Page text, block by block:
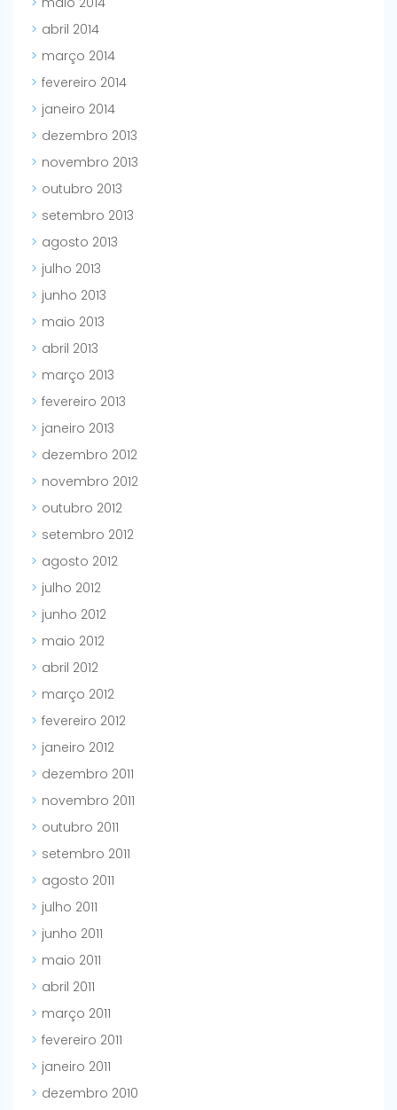
abril 2014
março 2014
fevereiro 2014
janeiro 2014
dezembro 2013
novembro 2013
outubro 2013
setembro 2013
agosto 2013
julho 2013
junho 2013
maio 2013
abril 2013
março 2013
fevereiro 2013
janeiro 2013
dezembro 2012
novembro 2012
outubro 2012
setembro 2012
agosto 2012
julho 2012
junho 2012
maio 2012
abril 2012
março 2012
fevereiro 2012
janeiro 2012
dezembro 2011
novembro 2011
outubro 2011
setembro 2011
agosto 2011
julho 2011
junho 2011
maio 2011
abril 2011
março 2011
fevereiro 2011
janeiro 2011
dezembro 2010